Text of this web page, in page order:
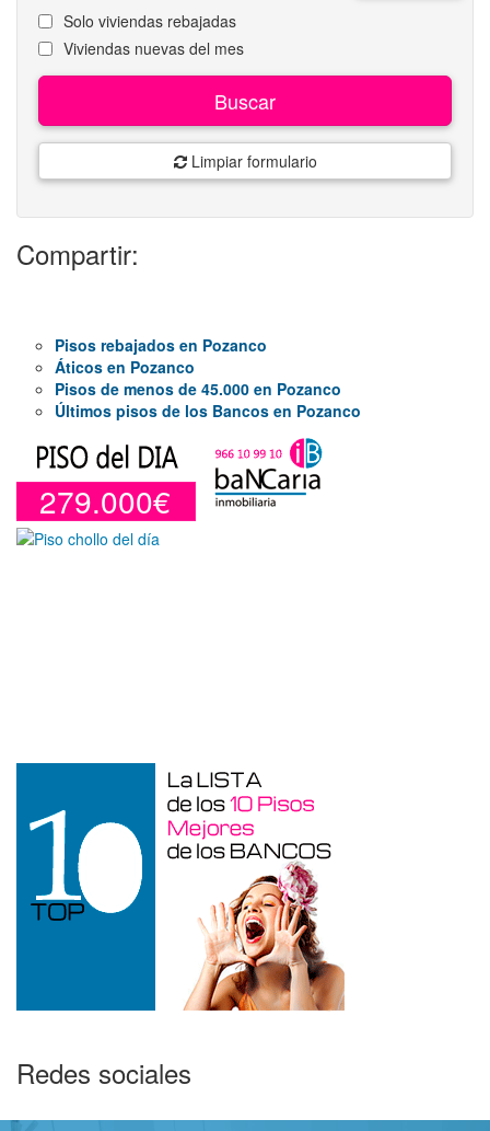
Solo viviendas rebajadas
Viviendas nuevas del mes
Buscar
Limpiar formulario
Compartir:
Pisos rebajados en Pozanco
Áticos en Pozanco
Pisos de menos de 45.000 en Pozanco
Últimos pisos de los Bancos en Pozanco
279.000€
Redes sociales